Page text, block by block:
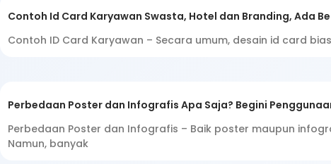
Contoh Id Card Karyawan Swasta, Hotel dan Branding, Ada
Contoh ID Card Karyawan – Secara umum, desain id card
Perbedaan Poster dan Infografis Apa Saja? Begini
Perbedaan Poster dan Infografis – Baik poster maupun
Namun, banyak